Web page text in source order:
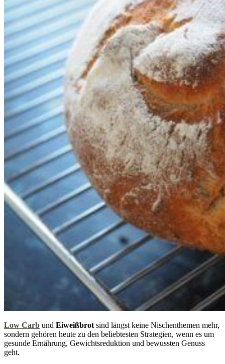
Low Carb und Eiweißbrot sind längst keine Nischenthemen mehr,
sondern gehören heute zu den beliebtesten Strategien, wenn es um
gesunde Ernährung, Gewichtsreduktion und bewussten Genuss
geht.